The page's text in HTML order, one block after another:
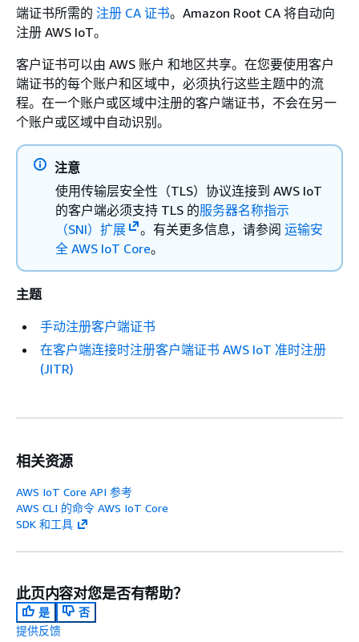
端证书所需的 注册 CA 证书。Amazon Root CA 将自动向
注册 AWS IoT。
客户证书可以由 AWS 账户 和地区共享。在您要使用客户
端证书的每个账户和区域中，必须执行这些主题中的流
程。在一个账户或区域中注册的客户端证书，不会在另一
个账户或区域中自动识别。
注意
使用传输层安全性（TLS）协议连接到 AWS IoT
的客户端必须支持 TLS 的服务器名称指示
（SNI）扩展
。有关更多信息，请参阅 运输安
全 AWS IoT Core。
主题
手动注册客户端证书
在客户端连接时注册客户端证书 AWS IoT 准时注册
(JITR)
相关资源
AWS IoT Core API 参考
AWS CLI 的命令 AWS IoT Core
SDK 和工具
此页内容对您是否有帮助？
是
否
提供反馈